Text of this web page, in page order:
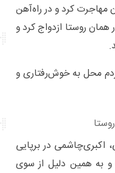
مهاجرت کرد و در راه‌آهن
روستا ازدواج کرد و
محل به خوش‌رفتاری و
اکبری‌چاشمی در برپایی
به همین دلیل از سوی